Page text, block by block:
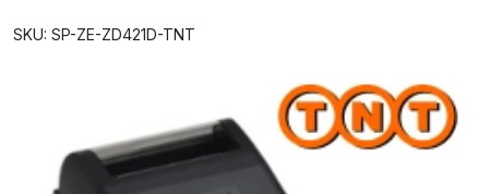
SKU: SP-ZE-ZD421D-TNT